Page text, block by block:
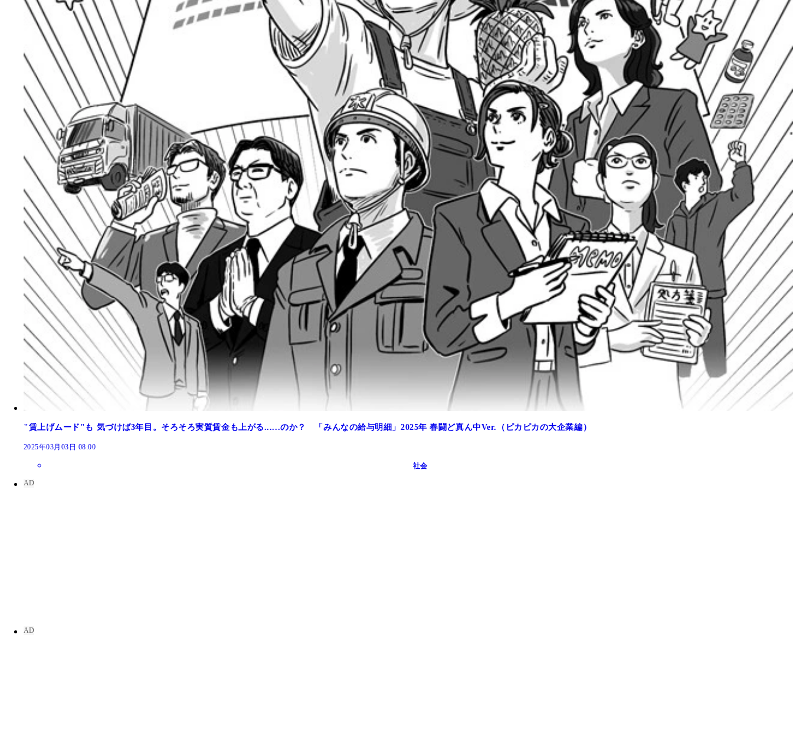
"賃上げムード"も 気づけば3年目。そろそろ実質賃金も上がる......のか？ 「みんなの給与明細」2025年 春闘ど真ん中Ver.（ピカピカの大企業編）
2025年03月03日 08:00
社会